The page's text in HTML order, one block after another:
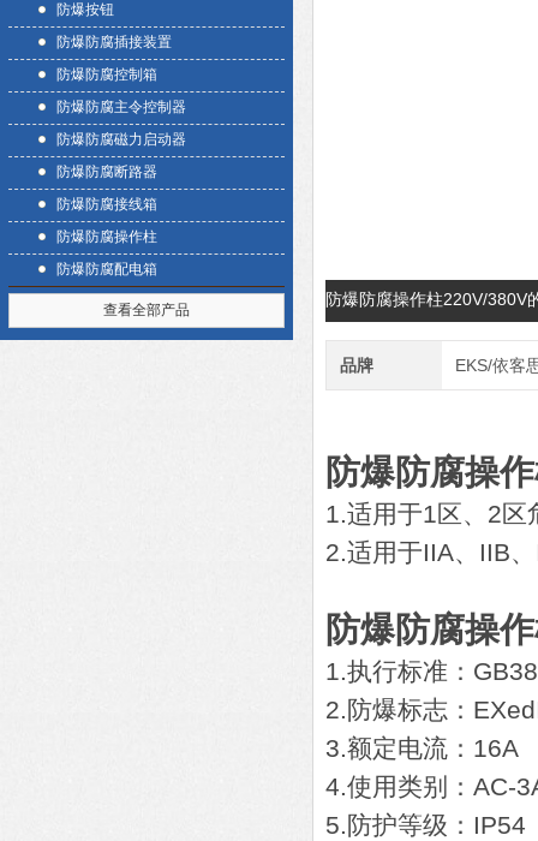
防爆按钮
防爆防腐插接装置
防爆防腐控制箱
防爆防腐主令控制器
防爆防腐磁力启动器
防爆防腐断路器
防爆防腐接线箱
防爆防腐操作柱
防爆防腐配电箱
查看全部产品
防爆防腐操作柱220V/380V
品牌 EKS/依客
防爆防腐操
1.适用于1区、2
2.适用于IIA、IIB
防爆防腐操
1.执行标准：
2.防爆标志：
3.额定电流：16A
4.使用类别：AC-
5.防护等级：IP54